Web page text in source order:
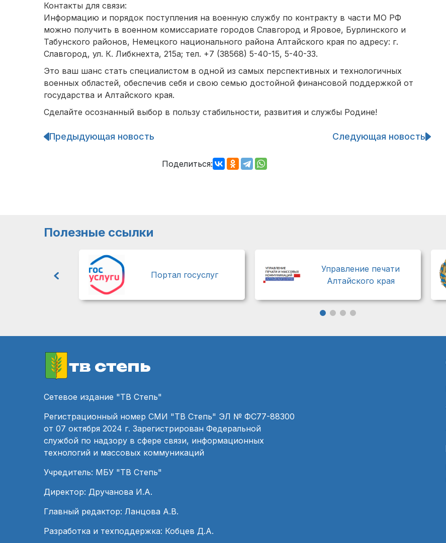
Контакты для связи:
Информацию и порядок поступления на военную службу по контракту в части МО РФ
можно получить в военном комиссариате городов Славгород и Яровое, Бурлинского и
Табунского районов, Немецкого национального района Алтайского края по адресу: г.
Славгород, ул. К. Либкнехта, 215а; тел. +7 (38568) 5-40-15, 5-40-33.
Это ваш шанс стать специалистом в одной из самых перспективных и технологичных
военных областей, обеспечив себя и свою семью достойной финансовой поддержкой от
государства и Алтайского края.
Сделайте осознанный выбор в пользу стабильности, развития и службы Родине!
Навигация
Предыдующая новость Следующая новость
Поделиться:
Полезные ссылки
Портал госуслуг
Управление печати
Алтайского края
тв степь
Сетевое издание "ТВ Степь"
Регистрационный номер СМИ "ТВ Степь" ЭЛ № ФС77-88300
от 07 октября 2024 г. Зарегистрирован Федеральной
службой по надзору в сфере связи, информационных
технологий и массовых коммуникаций
Учредитель: МБУ "ТВ Степь"
Директор: Дручанова И.А.
Главный редактор: Ланцова А.В.
Разработка и техподдержка: Кобцев Д.А.